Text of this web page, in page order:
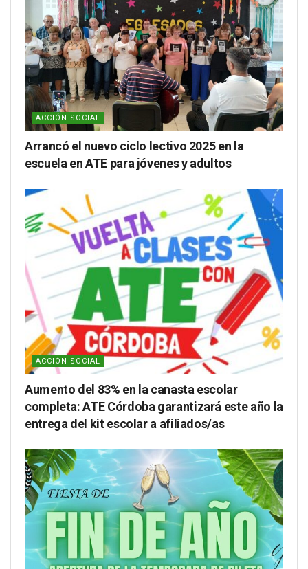
ACCIÓN SOCIAL
Arrancó el nuevo ciclo lectivo 2025 en la
escuela en ATE para jóvenes y adultos
ACCIÓN SOCIAL
Aumento del 83% en la canasta escolar
completa: ATE Córdoba garantizará este año la
entrega del kit escolar a afiliados/as